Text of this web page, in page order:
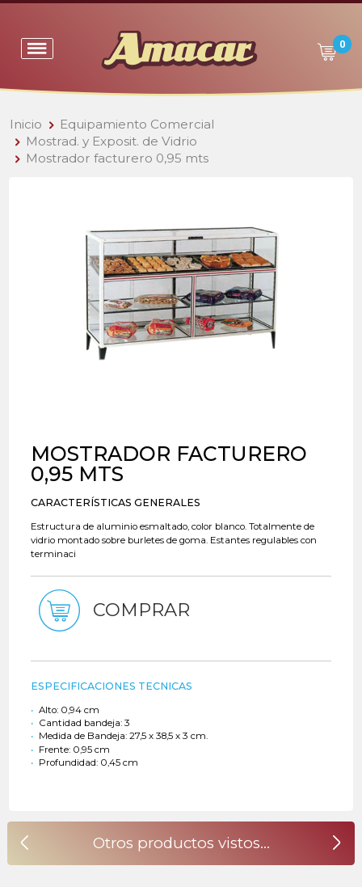
0
Inicio
Equipamiento Comercial
Mostrad. y Exposit. de Vidrio
Mostrador facturero 0,95 mts
MOSTRADOR FACTURERO
0,95 MTS
CARACTERÍSTICAS GENERALES
Estructura de aluminio esmaltado, color blanco. Totalmente de
vidrio montado sobre burletes de goma. Estantes regulables con
terminaci
COMPRAR
ESPECIFICACIONES TECNICAS
Alto: 0,94 cm
Cantidad bandeja: 3
Medida de Bandeja: 27,5 x 38,5 x 3 cm.
Frente: 0,95 cm
Profundidad: 0,45 cm